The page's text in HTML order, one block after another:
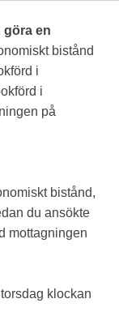
göra en
bistånd
i
i
på
bistånd,
du ansökte
mottagningen
klockan